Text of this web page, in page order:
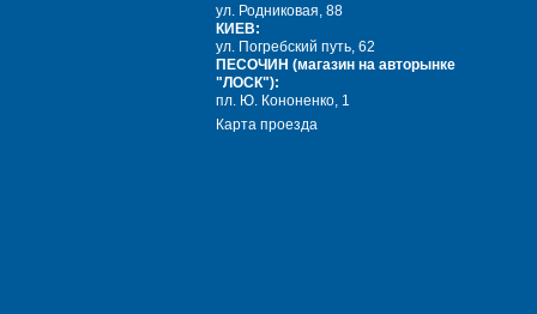
пригодиться для различных требований в отраслях, где
для вас!
ул. Родниковая, 88
КИЕВ:
ул. Погребский путь, 62
ПЕСОЧИН (магазин на авторынке
"ЛОСК"):
пл. Ю. Кононенко, 1
Карта проезда